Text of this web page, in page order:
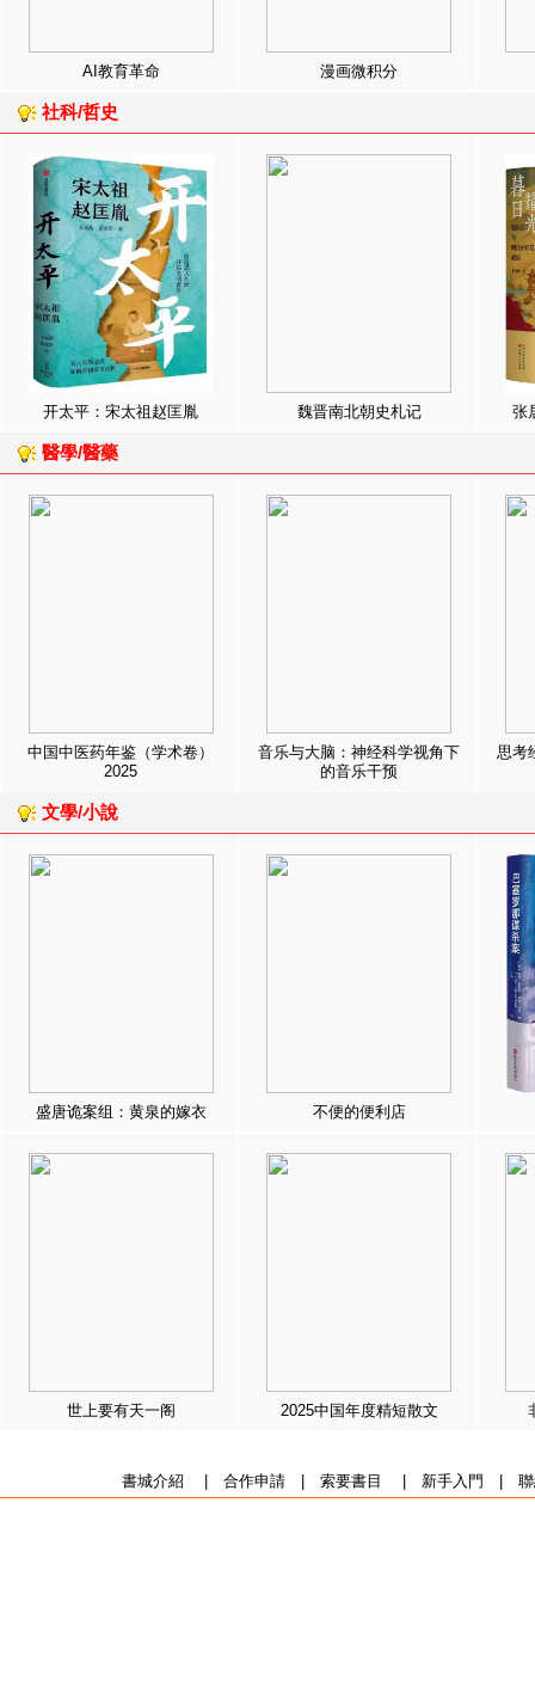
AI教育革命 漫画微积分
社科/哲史
开太平：宋太祖赵匡胤 魏晋南北朝史札记 张
醫學/醫藥
中国中医药年鉴（学术卷）
2025
音乐与大脑：神经科学视角下
的音乐干预
思考
文學/小說
盛唐诡案组：黄泉的嫁衣 不便的便利店
世上要有天一阁 2025中国年度精短散文
書城介紹 合作申請| 索要書目 新手入門